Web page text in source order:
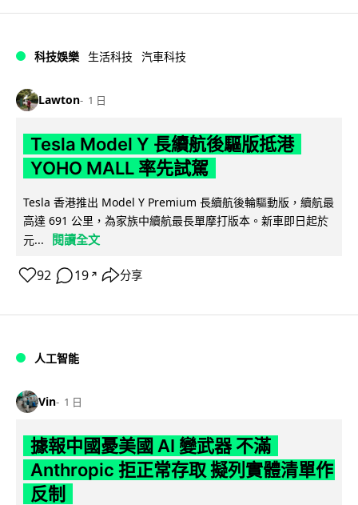
科技娛樂 生活科技 汽車科技
Lawton 1 日
Tesla Model Y 長續航後驅版抵港
YOHO MALL 率先試駕
Tesla 香港推出 Model Y Premium 長續航後輪驅動版，續航最
高達 691 公里，為家族中續航最長單摩打版本。新車即日起於
元...
閱讀全文
92 19 ↗ 分享
人工智能
Vin 1 日
據報中國憂美國 AI 變武器 不滿
Anthropic 拒正常存取 擬列實體清單作
反制